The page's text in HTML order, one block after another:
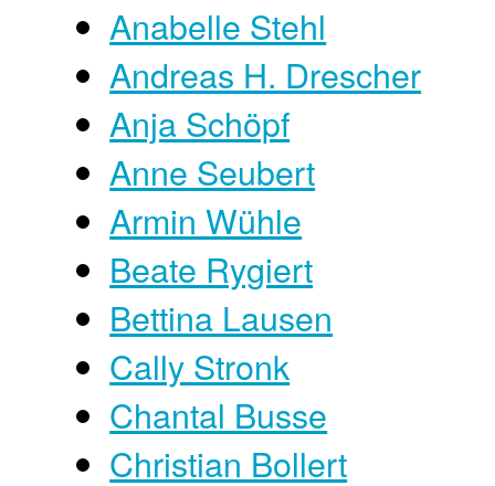
Anabelle Stehl
Andreas H. Drescher
Anja Schöpf
Anne Seubert
Armin Wühle
Beate Rygiert
Bettina Lausen
Cally Stronk
Chantal Busse
Christian Bollert